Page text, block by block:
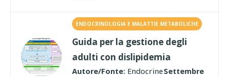
ENDOCRINOLOGIA E MALATTIE METABOLICHE
Guida per la gestione degli
adulti con dislipidemia
Autore/Fonte: EndocrineSettembre